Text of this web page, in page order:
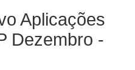
Aplicações
Dezembro -